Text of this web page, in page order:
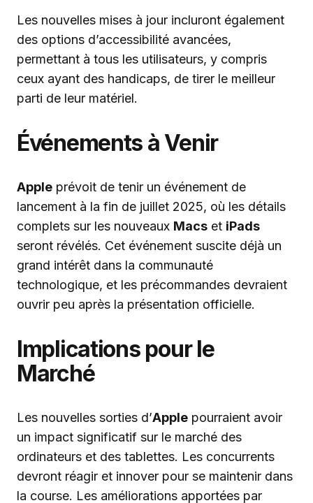
Les nouvelles mises à jour incluront également
des options d’accessibilité avancées,
permettant à tous les utilisateurs, y compris
ceux ayant des handicaps, de tirer le meilleur
parti de leur matériel.
Événements à Venir
Apple prévoit de tenir un événement de
lancement à la fin de juillet 2025, où les détails
complets sur les nouveaux Macs et iPads
seront révélés. Cet événement suscite déjà un
grand intérêt dans la communauté
technologique, et les précommandes devraient
ouvrir peu après la présentation officielle.
Implications pour le
Marché
Les nouvelles sorties d’Apple pourraient avoir
un impact significatif sur le marché des
ordinateurs et des tablettes. Les concurrents
devront réagir et innover pour se maintenir dans
la course. Les améliorations apportées par